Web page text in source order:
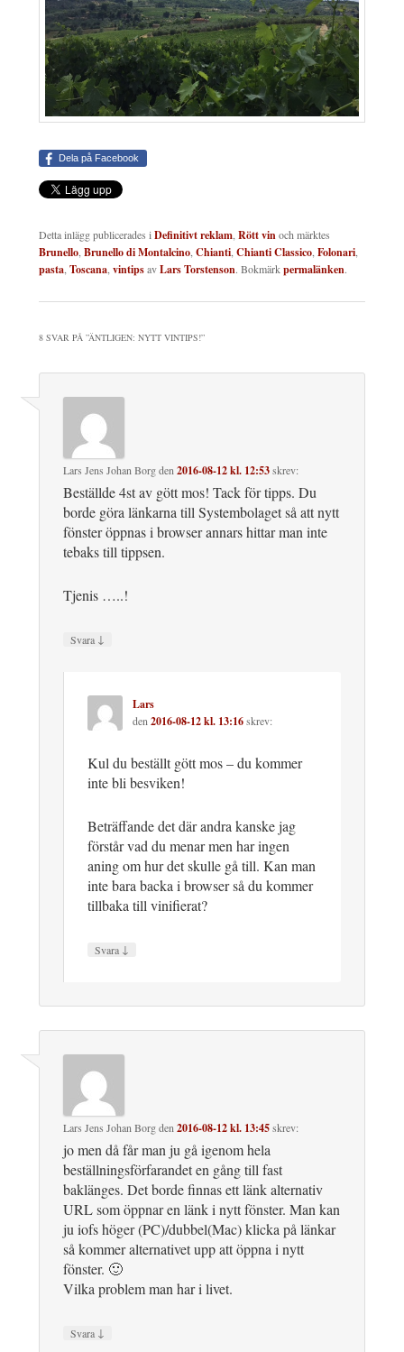
Dela på Facebook
Detta inlägg publicerades i Definitivt reklam Rött vinoch märktes
Brunello Brunello di Montalcino Chianti Chianti Classico Folonari
pasta Toscana vintipsavLars Torstenson. Bokmärkpermalänken.
8 SVAR PÅ ”ÄNTLIGEN: NYTT VINTIPS!”
Lars Jens Johan Borgden 2016-08-12 kl. 12:53skrev:
Beställde 4st av gött mos! Tack för tipps. Du
borde göra länkarna till Systembolaget så att nytt
fönster öppnas i browser annars hittar man inte
tebaks till tippsen.
Tjenis …..!
Svara ↓
Lars
den 2016-08-12 kl. 13:16skrev:
Kul du beställt gött mos – du kommer
inte bli besviken!
Beträffande det där andra kanske jag
förstår vad du menar men har ingen
aning om hur det skulle gå till. Kan man
inte bara backa i browser så du kommer
tillbaka till vinifierat?
Svara ↓
Lars Jens Johan Borgden 2016-08-12 kl. 13:45skrev:
jo men då får man ju gå igenom hela
beställningsförfarandet en gång till fast
baklänges. Det borde finnas ett länk alternativ
URL som öppnar en länk i nytt fönster. Man kan
ju iofs höger (PC)/dubbel(Mac) klicka på länkar
så kommer alternativet upp att öppna i nytt
fönster. 🙂
Vilka problem man har i livet.
Svara ↓